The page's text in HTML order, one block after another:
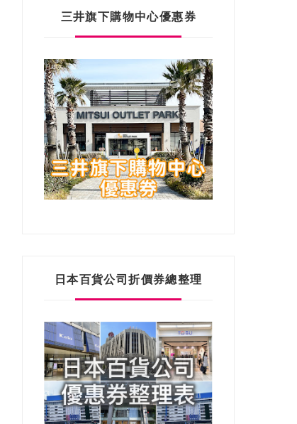
三井旗下購物中心優惠券
日本百貨公司折價券總整理